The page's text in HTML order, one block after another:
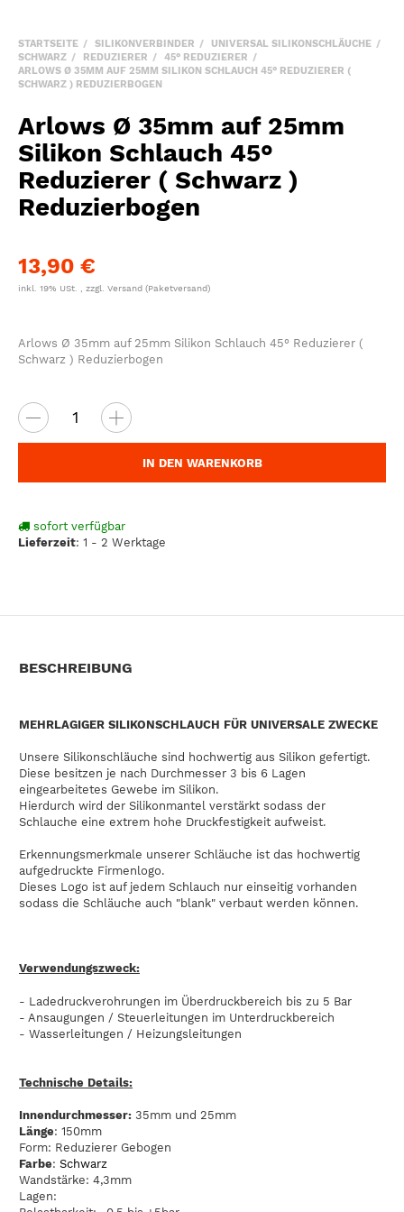
STARTSEITE SILIKONVERBINDER
UNIVERSAL SILIKONSCHLÄUCHE
SCHWARZ
REDUZIERER
45° REDUZIERER
ARLOWS Ø 35MM AUF 25MM SILIKON SCHLAUCH 45° REDUZIERER (
SCHWARZ ) REDUZIERBOGEN
Arlows Ø 35mm auf 25mm
Silikon Schlauch 45°
Reduzierer ( Schwarz )
Reduzierbogen
13,90 €
inkl. 19% USt. , zzgl. Versand (Paketversand)
Arlows Ø 35mm auf 25mm Silikon Schlauch 45° Reduzierer (
Schwarz ) Reduzierbogen
IN DEN WARENKORB
sofort verfügbar
Lieferzeit: 1 - 2 Werktage
BESCHREIBUNG
MEHRLAGIGER SILIKONSCHLAUCH FÜR UNIVERSALE ZWECKE
Unsere Silikonschläuche sind hochwertig aus Silikon gefertigt.
Diese besitzen je nach Durchmesser 3 bis 6 Lagen
eingearbeitetes Gewebe im Silikon.
Hierdurch wird der Silikonmantel verstärkt sodass der
Schlauche eine extrem hohe Druckfestigkeit aufweist.
Erkennungsmerkmale unserer Schläuche ist das hochwertig
aufgedruckte Firmenlogo.
Dieses Logo ist auf jedem Schlauch nur einseitig vorhanden
sodass die Schläuche auch "blank" verbaut werden können.
Verwendungszweck:
- Ladedruckverohrungen im Überdruckbereich bis zu 5 Bar
- Ansaugungen / Steuerleitungen im Unterdruckbereich
- Wasserleitungen / Heizungsleitungen
Technische Details:
Innendurchmesser: 35mm und 25mm
Länge: 150mm
Form: Reduzierer Gebogen
Farbe: Schwarz
Wandstärke: 4,3mm
Lagen: